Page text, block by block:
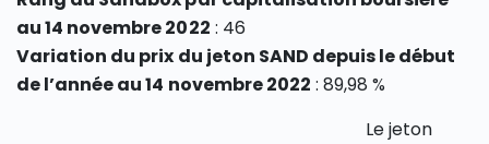
au 14 novembre 2022 : 46
Variation du prix du jeton SAND depuis le début
de l’année au 14 novembre 2022 : 89,98 %
Le jeton